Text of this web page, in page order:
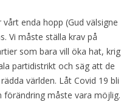
enda hopp (Gud välsigne
Vi måste ställa krav på
som bara vill öka hat, krig
partidistrikt och säg att de
världen. Låt Covid 19 bli
förändring måste vara möjlig.